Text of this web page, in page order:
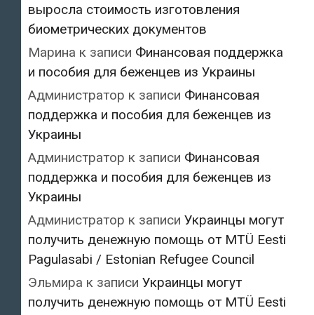
выросла стоимость изготовления
биометрических документов
Марина к записи Финансовая поддержка
и пособия для беженцев из Украины
Администратор к записи Финансовая
поддержка и пособия для беженцев из
Украины
Администратор к записи Финансовая
поддержка и пособия для беженцев из
Украины
Администратор к записи Украинцы могут
получить денежную помощь от MTÜ Eesti
Pagulasabi / Estonian Refugee Council
Эльмира к записи Украинцы могут
получить денежную помощь от MTÜ Eesti